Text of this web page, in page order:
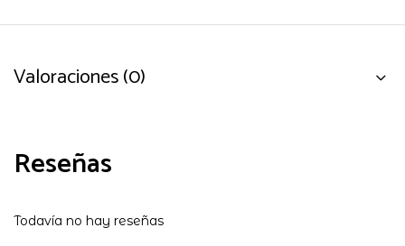
Valoraciones (0)
Reseñas
Todavía no hay reseñas